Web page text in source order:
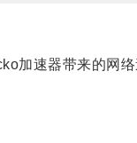
速器带来的网